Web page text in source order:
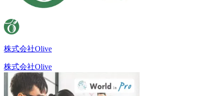
株式会社Olive
株式会社Olive